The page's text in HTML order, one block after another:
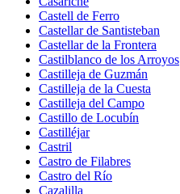
Castell de Ferro
Castellar de Santisteban
Castellar de la Frontera
Castilblanco de los Arroyos
Castilleja de Guzmán
Castilleja de la Cuesta
Castilleja del Campo
Castillo de Locubín
Castilléjar
Castril
Castro de Filabres
Castro del Río
Cazalilla